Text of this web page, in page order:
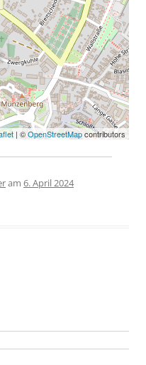
| ©OpenStreetMapcontributors
am 6. April 2024